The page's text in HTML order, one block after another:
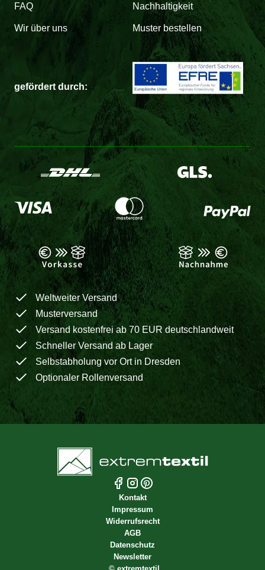
FAQ Nachhaltigkeit
Wir über uns Muster bestellen
gefördert durch:
Weltweiter Versand
Musterversand
Versand kostenfrei ab 70 EUR deutschlandweit
Schneller Versand ab Lager
Selbstabholung vor Ort in Dresden
Optionaler Rollenversand
Kontakt
Impressum
Widerrufsrecht
AGB
Datenschutz
Newsletter